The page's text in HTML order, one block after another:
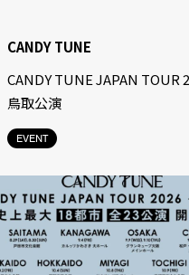
EVENT
CANDY TUNE
CANDY TUNE JAPAN TOUR
鳥取公演